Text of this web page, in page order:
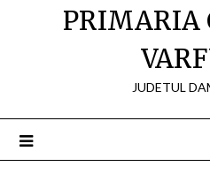
PRIMARIA
JUDETUL